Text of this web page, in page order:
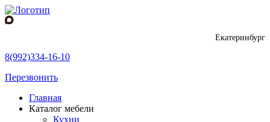
Екатеринбург
8(992)334-16-10
Перезвонить
Главная
Каталог мебели
Кухни